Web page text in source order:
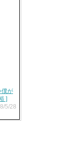
僕が
]
5/28